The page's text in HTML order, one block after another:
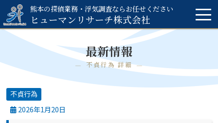
熊本の探偵業務・浮気調査ならお任せください
ヒューマンリサーチ株式会社
最新情報
不貞行為 詳細
不貞行為
2026年1月20日